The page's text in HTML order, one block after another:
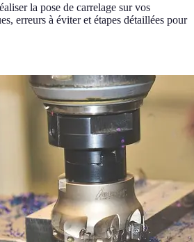
la pose de carrelage sur vos
erreurs à éviter et étapes détaillées pour